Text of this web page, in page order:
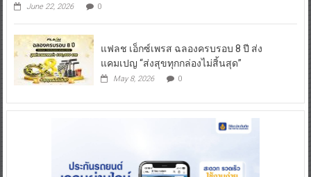
June 22, 2026 0
แฟลช เอ็กซ์เพรส ฉลองครบรอบ 8 ปี ส่ง
แคมเปญ “ส่งสุขทุกกล่องไม่สิ้นสุด”
May 8, 2026 0